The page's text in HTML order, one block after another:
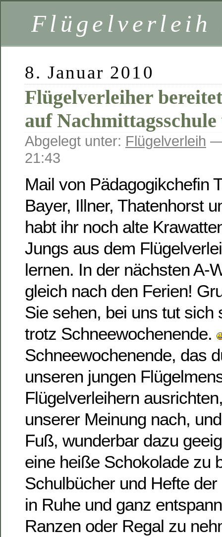
Flügelverleih
8. Januar 2010
Flügelverleiher
auf Nachmittagsschule
Abgelegt unter: Flügelverleih —
21:43
Mail von Pädagogikchefin
Bayer, Illner, Thatenhorst
habt ihr noch alte
Jungs aus dem
lernen. In der nächsten A-
gleich nach den Ferien!
Sie sehen, bei uns tut sich
trotz Schneewochenende.
Schneewochenende, das
unseren jungen
Flügelverleihern
unserer Meinung nach,
Fuß, wunderbar dazu
eine heiße Schokolade zu
Schulbücher und Hefte
in Ruhe und ganz
Ranzen oder Regal zu